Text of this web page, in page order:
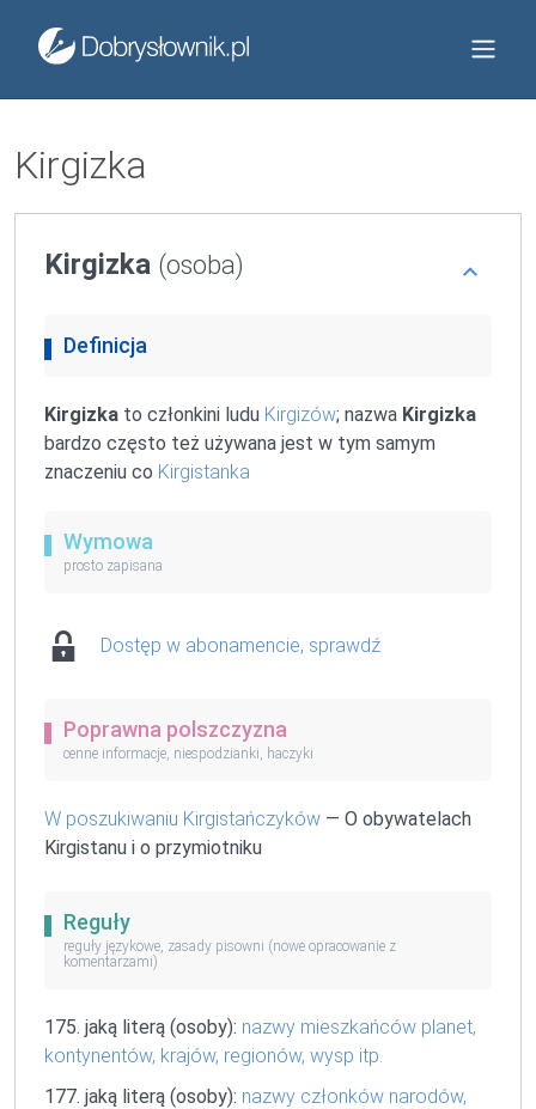
Kirgizka
Kirgizka (osoba)
Definicja
Kirgizka to członkini ludu Kirgizów; nazwa Kirgizka
bardzo często też używana jest w tym samym
znaczeniu co Kirgistanka
Wymowa
prosto zapisana
Dostęp w abonamencie, sprawdź
Poprawna polszczyzna
cenne informacje, niespodzianki, haczyki
W poszukiwaniu Kirgistańczyków — O obywatelach
Kirgistanu i o przymiotniku
Reguły
reguły językowe, zasady pisowni (nowe opracowanie z
komentarzami)
175. jaką literą (osoby): nazwy mieszkańców planet,
kontynentów, krajów, regionów, wysp itp.
177. jaką literą (osoby): nazwy członków narodów,